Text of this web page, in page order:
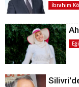
İbrahim